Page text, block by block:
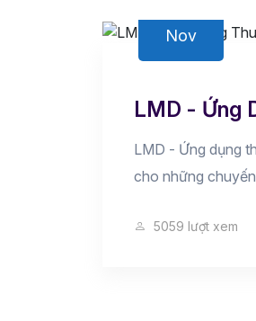
Nov
LMD - Ứng
LMD - Ứng dụng
cho những
5059 lượt xem